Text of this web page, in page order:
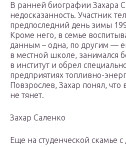
В ранней биографии Захара
недосказанность. Участник
предпоследний день зимы
Кроме него, в семье
данным – одна, по другим —
в местной школе, занимался
в институт и обрел
предприятиях топливно-
Повзрослев, Захар понял, что
не тянет.
Захар Саленко
Еще на студенческой скамье